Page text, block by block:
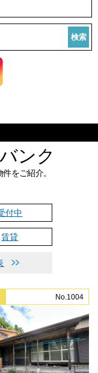
検索
ンク
をご紹介。
付中
賃貸
No.1004